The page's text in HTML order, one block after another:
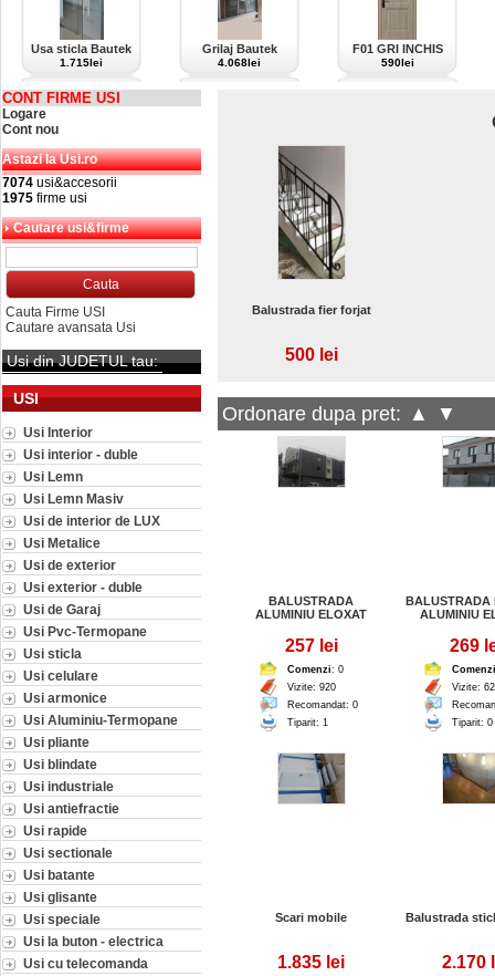
Usa sticla Bautek
1.715lei
Grilaj Bautek
4.068lei
F01 GRI INCHIS
590lei
CONT FIRME USI
Logare
Cont nou
Astazi la Usi.ro
7074 usi&accesorii
1975 firme usi
Cautare usi&firme
Cauta Firme USI
Cautare avansata Usi
Usi din JUDETUL tau:
USI
Usi Interior
Usi interior - duble
Usi Lemn
Usi Lemn Masiv
Usi de interior de LUX
Usi Metalice
Usi de exterior
Usi exterior - duble
Usi de Garaj
Usi Pvc-Termopane
Usi sticla
Usi celulare
Usi armonice
Usi Aluminiu-Termopane
Usi pliante
Usi blindate
Usi industriale
Usi antiefractie
Usi rapide
Usi sectionale
Usi batante
Usi glisante
Usi speciale
Usi la buton - electrica
Usi cu telecomanda
Balustrada fier forjat
500 lei
Ordonare dupa pret: ▲ ▼
BALUSTRADA
ALUMINIU ELOXAT
257 lei
Comenzi: 0
Vizite: 920
Recomandat: 0
Tiparit: 1
BALUSTRADA
ALUMINIU
269
Comenzi
Vizite:
Tiparit: 0
Scari mobile
1.835 lei
Balustrada
2.170